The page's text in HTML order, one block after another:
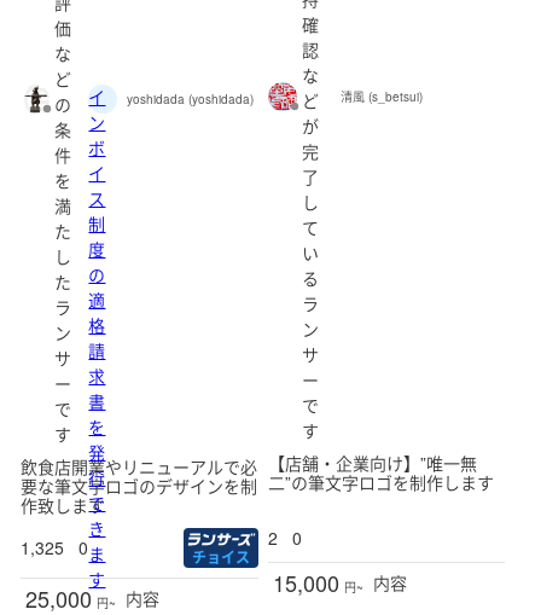
価
な
ど
の
条
件
を
満
た
し
た
ラ
ン
サ
ー
で
す
イ
ン
ボ
イ
ス
制
度
の
適
格
請
求
書
を
発
行
で
き
ま
す
yoshidada (yoshidada)
飲食店開業やリニューアルで必
要な筆文字ロゴのデザインを制
作致します
1,325
0 チョイス
25,000 円~ 内容
確
認
な
ど
が
完
了
し
て
い
る
ラ
ン
サ
ー
で
す
清風 (s_betsui)
【店舗・企業向け】”唯一無
二”の筆文字ロゴを制作します
2 0
15,000 円~ 内容